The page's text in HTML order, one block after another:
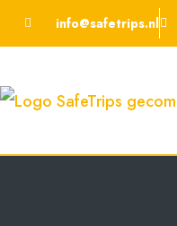
info@safetrips.nl